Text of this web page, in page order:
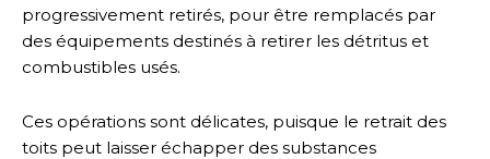
progressivement retirés, pour être remplacés par
des équipements destinés à retirer les détritus et
combustibles usés.
Ces opérations sont délicates, puisque le retrait des
toits peut laisser échapper des substances